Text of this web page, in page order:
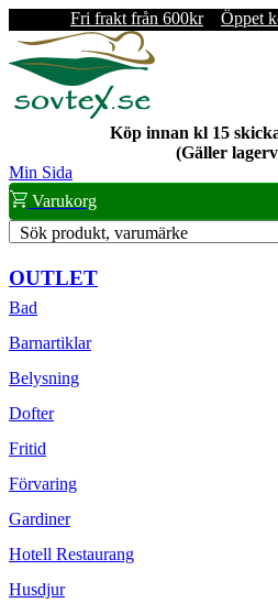
Fri frakt från 600kr Öppet
Köp innan kl 15
(Gäller
Min Sida
Varukorg
Sök produkt, varumärke
OUTLET
Bad
Barnartiklar
Belysning
Dofter
Fritid
Förvaring
Gardiner
Hotell Restaurang
Husdjur